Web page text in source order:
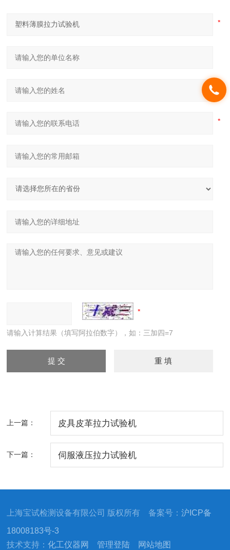
请输入计算结果（填写阿拉伯数字），如：三加四=7
上一篇： 皮具皮革拉力试验机
下一篇： 伺服液压拉力试验机
上海宝试检测设备有限公司 版权所有 备案号：沪ICP备
18008183号-3
技术支持：化工仪器网 管理登陆 网站地图